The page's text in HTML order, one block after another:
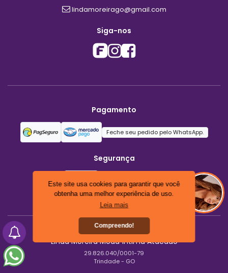
Este site usa cookies para garantir que você
obtenha uma melhor experiência de uso.
Leia mais
Compreendo!
lindamoreirago@gmail.com
Siga-nos
Pagamento
Feche seu pedido pelo WhatsApp.
Segurança
Linda Moreira Moda Íntima Atacado
29.826.040/0001-79
Trindade - GO